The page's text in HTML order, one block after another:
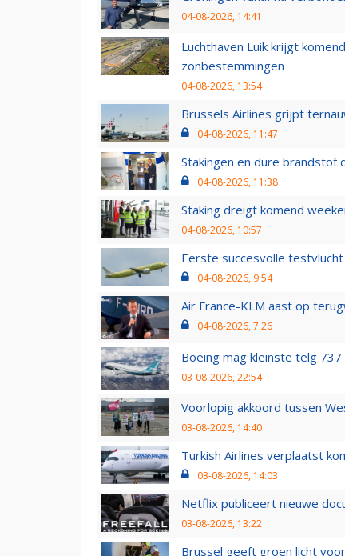
04-08-2026, 14:41
Luchthaven Luik krijgt
zonbestemmingen
04-08-2026, 13:54
Brussels Airlines grijpt
04-08-2026, 11:47
Stakingen en dure brandstof
04-08-2026, 11:38
Staking dreigt komend
04-08-2026, 10:57
Eerste succesvolle
04-08-2026, 9:54
Air France-KLM aast op
04-08-2026, 7:26
Boeing mag kleinste telg
03-08-2026, 22:54
Voorlopig akkoord tussen
03-08-2026, 14:40
Turkish Airlines verplaatst
03-08-2026, 14:03
Netflix publiceert nieuwe
03-08-2026, 13:22
Brussel geeft groen licht